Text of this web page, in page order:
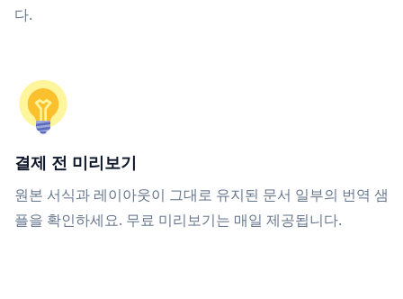
다.
결제 전 미리보기
원본 서식과 레이아웃이 그대로 유지된 문서 일부의 번역 샘
플을 확인하세요. 무료 미리보기는 매일 제공됩니다.